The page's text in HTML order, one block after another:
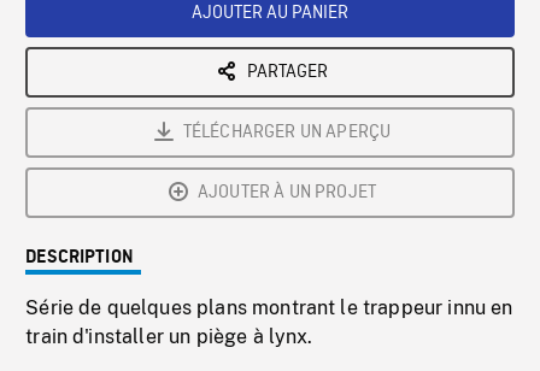
AJOUTER AU PANIER
PARTAGER
TÉLÉCHARGER UN APERÇU
AJOUTER À UN PROJET
DESCRIPTION
Série de quelques plans montrant le trappeur innu en
train d'installer un piège à lynx.